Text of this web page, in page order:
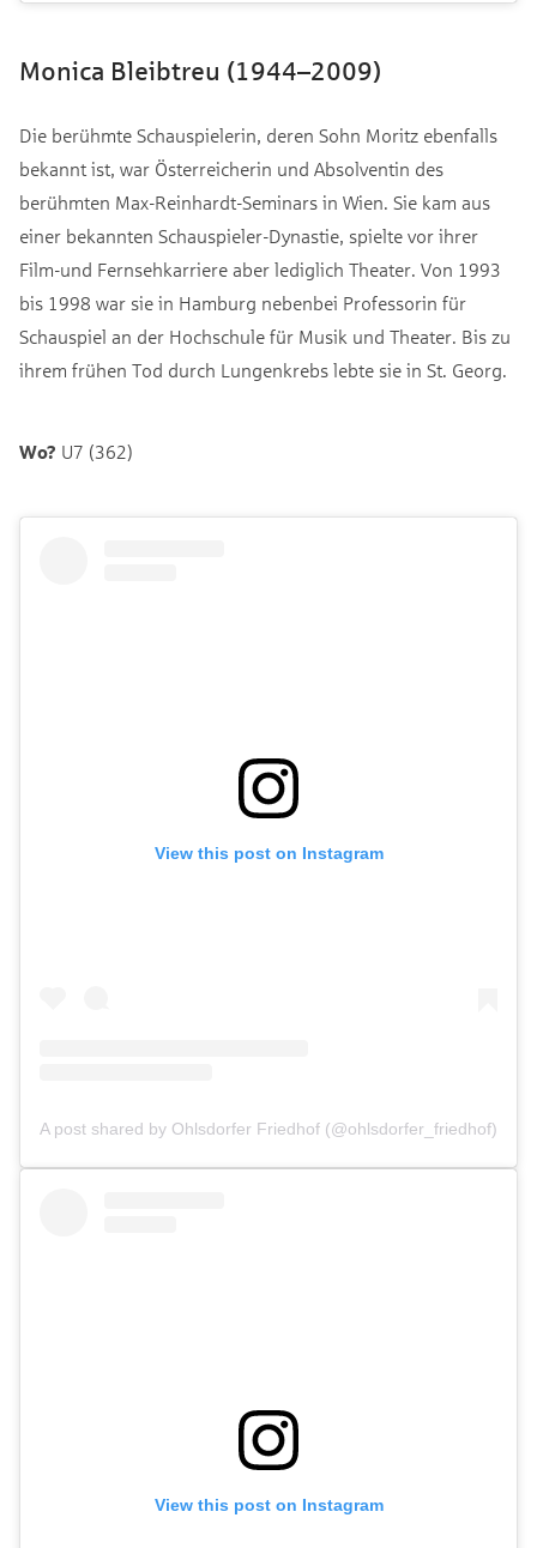
Monica Bleibtreu (1944–2009)
Die berühmte Schauspielerin, deren Sohn Moritz ebenfalls
bekannt ist, war Österreicherin und Absolventin des
berühmten Max-Reinhardt-Seminars in Wien. Sie kam aus
einer bekannten Schauspieler-Dynastie, spielte vor ihrer
Film-und Fernsehkarriere aber lediglich Theater. Von 1993
bis 1998 war sie in Hamburg nebenbei Professorin für
Schauspiel an der Hochschule für Musik und Theater. Bis zu
ihrem frühen Tod durch Lungenkrebs lebte sie in St. Georg.
Wo? U7 (362)
View this post on Instagram
A post shared by Ohlsdorfer Friedhof (@ohlsdorfer_friedhof)
View this post on Instagram